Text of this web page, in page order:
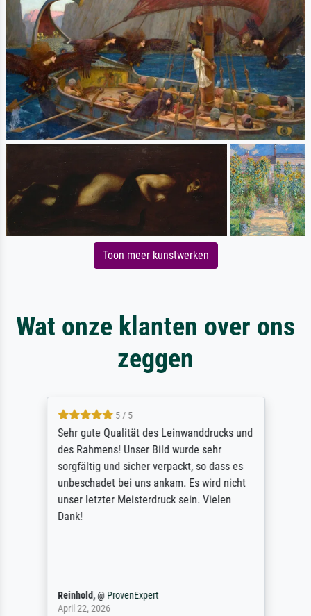
Toon meer kunstwerken
Wat onze klanten over ons
zeggen
5 / 5
Sehr gute Qualität des Leinwanddrucks und
des Rahmens! Unser Bild wurde sehr
sorgfältig und sicher verpackt, so dass es
unbeschadet bei uns ankam. Es wird nicht
unser letzter Meisterdruck sein. Vielen
Dank!
Reinhold,@ ProvenExpert
April 22, 2026